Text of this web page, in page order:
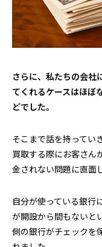
さらに、私たちの会社
てくれるケースはほぼ
どでした。
そこまで話を持ってい
買取する際にお客さん
金されない問題に直面
自分が使っている銀行
が開設から間もないと
側の銀行がチェックを